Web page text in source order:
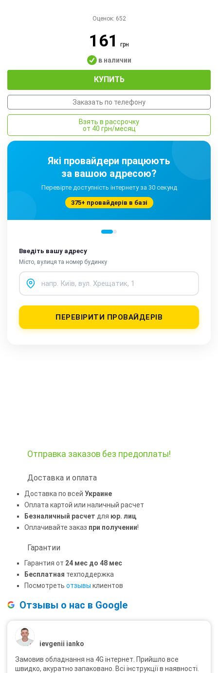
Оценок: 652
161грн
в наличии
КУПИТЬ
Заказать по телефону
Взять в рассрочку
от 40 грн/месяц
Які провайдери працюють
за вашою адресою?
Перевірте доступність інтернету за 30 секунд
375+ провайдерів в базі
Введіть вашу адресу
Місто, вулиця та номер будинку
ПЕРЕВІРИТИ ПРОВАЙДЕРІВ
Отправка заказов без предоплаты!
Доставка и оплата
Доставка по всей Украине
Оплата картой или наличный расчет
Безналичный расчет для юр. лиц
Оплачивайте заказ при получении!
Гарантии
Гарантия от 24 мес до 48 мес
Бесплатная техподдержка
Посмотреть отзывы клиентов
Отзывы о нас в Google
ievgenii ianko
Замовив обладнання на 4G інтернет. Прийшло все
швидко, акуратно запаковано. Всі інструкції в наявності.